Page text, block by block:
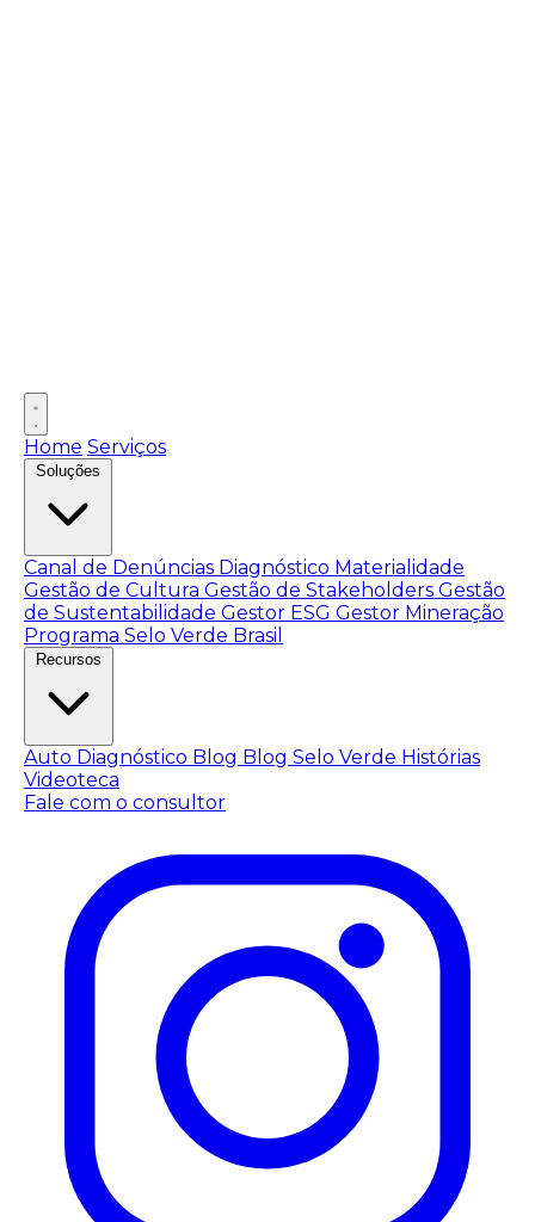
Home Serviços
Soluções
Canal de Denúncias Diagnóstico Materialidade
Gestão de Cultura Gestão de Stakeholders Gestão
de Sustentabilidade Gestor ESG Gestor Mineração
Programa Selo Verde Brasil
Recursos
Auto Diagnóstico Blog Blog Selo Verde Histórias
Videoteca
Fale com o consultor